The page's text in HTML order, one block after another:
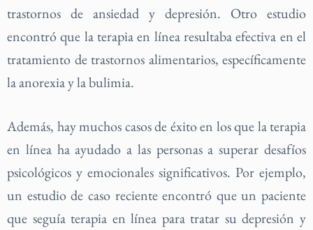
trastornos de ansiedad y depresión. Otro estudio
encontró que la terapia en línea resultaba efectiva en el
tratamiento de trastornos alimentarios, específicamente
la anorexia y la bulimia.
Además, hay muchos casos de éxito en los que la terapia
en línea ha ayudado a las personas a superar desafíos
psicológicos y emocionales significativos. Por ejemplo,
un estudio de caso reciente encontró que un paciente
que seguía terapia en línea para tratar su depresión y